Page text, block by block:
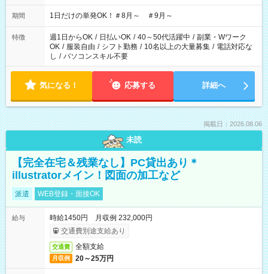
▼18:00～21:00
期間 1日だけの単発OK！＃8月～ ＃9月～
特徴 週1日からOK / 日払いOK / 40～50代活躍中 / 副業・Wワーク
OK / 服装自由 / シフト勤務 / 10名以上の大量募集 / 電話対応な
し / パソコンスキル不要
気になる！ 応募する 詳細へ
掲載日：2026.08.06
未読
【完全在宅＆残業なし】PC貸出あり＊
illustratorメイン！図面の加工など
派遣 WEB登録・面接OK
給与
時給1450円 月収例 232,000円
交通費別途支給あり
交通費 全額支給
月収例 20～25万円